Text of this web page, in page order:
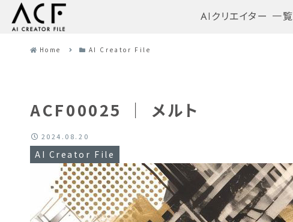
AIクリエイター 一覧
Home AI Creator File
ACF00025 ｜ メルト
AI Creator File
2024.08.20